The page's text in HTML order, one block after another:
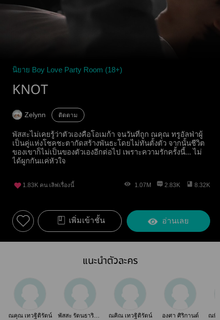
นิยาย Boy Love Party Room (18+)
KNOT
Zelynn ติดตาม
พัสสะไม่เคยรู้ว่าตัวเองคือโอเมก้า จนวันที่ถูก ณคุณ ทรูอัลฟ่าผู้
เป็นคู่แห่งโชคชะตากัดสร้างพันธะโดยไม่ทันตั้งตัว จากนั้นชีวิต
ของเขาก็ไม่เป็นของตัวเองอีกต่อไป เพราะความรักครั้งนี้... ไม่
ได้ผูกกันแค่หัวใจ
1.83K คน เลิฟเรื่องนี้ 1.07M 2.83K 8.32K
เพิ่มเข้าชั้น อ่านเลย
แนะนำตัวละคร
ณคุณ เทวฐิติรัตน์ พัสสะ รัตนธารินทร์ ณคิณ เทวฐิติรัตน์ องศา ศิริกานต์